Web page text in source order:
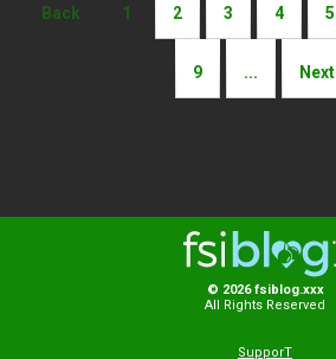
Back 1 2 3 4 5
9 ... Next
© 2026 fsiblog.xxx
All Rights Reserved
SupporT